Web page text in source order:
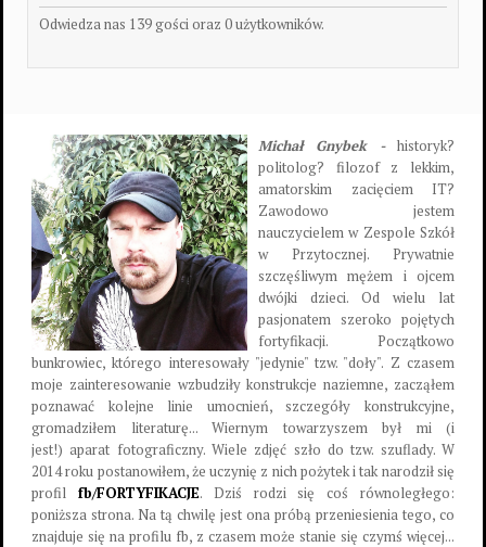
Odwiedza nas 139 gości oraz 0 użytkowników.
Michał Gnybek - historyk?
politolog? filozof z lekkim,
amatorskim zacięciem IT?
Zawodowo jestem
nauczycielem w Zespole Szkół
w Przytocznej. Prywatnie
szczęśliwym mężem i ojcem
dwójki dzieci. Od wielu lat
pasjonatem szeroko pojętych
fortyfikacji. Początkowo
bunkrowiec, którego interesowały "jedynie" tzw. "doły". Z czasem
moje zainteresowanie wzbudziły konstrukcje naziemne, zacząłem
poznawać kolejne linie umocnień, szczegóły konstrukcyjne,
gromadziłem literaturę... Wiernym towarzyszem był mi (i
jest!) aparat fotograficzny. Wiele zdjęć szło do tzw. szuflady. W
2014 roku postanowiłem, że uczynię z nich pożytek i tak narodził się
profil fb/FORTYFIKACJE. Dziś rodzi się coś równoległego:
poniższa strona. Na tą chwilę jest ona próbą przeniesienia tego, co
znajduje się na profilu fb, z czasem może stanie się czymś więcej...